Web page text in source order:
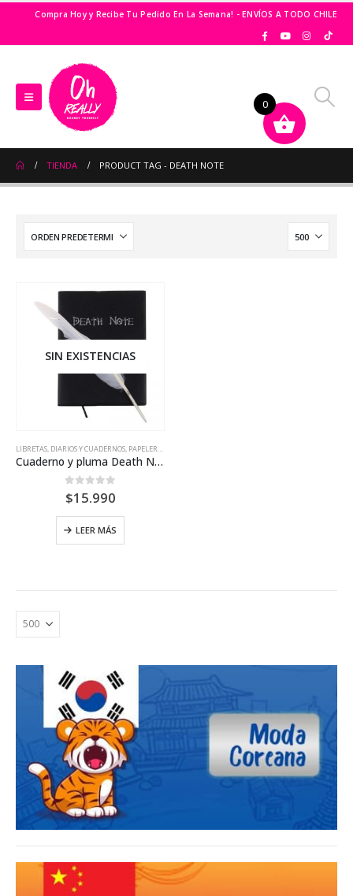
Compra Hoy y Recibe Tu Pedido En La Semana! - ENVÍOS A TODO CHILE
TIENDA PRODUCT TAG - DEATH NOTE
SIN EXISTENCIAS
LIBRETAS, DIARIOS Y CUADERNOS, PAPELERÍA/ESCRITORIO
Cuaderno y pluma Death Note
0 out of 5
$15.990
LEER MÁS
0